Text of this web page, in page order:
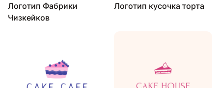
Логотип Фабрики
Чизкейков
Логотип кусочка торта